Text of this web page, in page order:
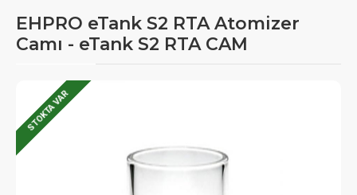
EHPRO eTank S2 RTA Atomizer
Camı - eTank S2 RTA CAM
STOKTA VAR